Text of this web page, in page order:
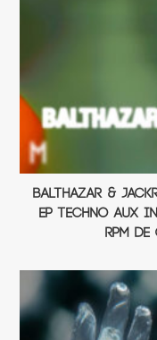
Balthazar &
EP techno aux
RPM